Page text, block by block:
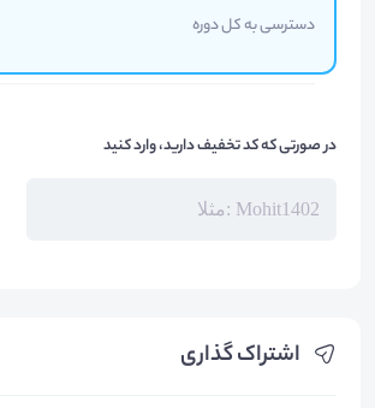
اشتراک گذاری
دسترسی به کل دوره
در صورتی که کد تخفیف دارید، وارد کنید